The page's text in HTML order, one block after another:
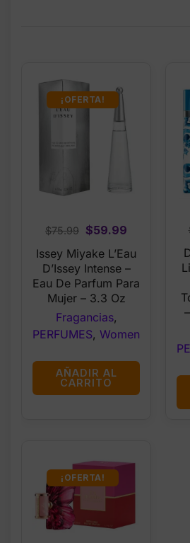
¡OFERTA!
$75.99 Original
price
was:
$75.99.
$59.99
$59.99.
Issey Miyake L’Eau
D’Issey Intense –
Eau De Parfum Para
Mujer – 3.3 Oz
Fragancias,
PERFUMES, Women
AÑADIR AL
CARRITO
¡OFERTA!